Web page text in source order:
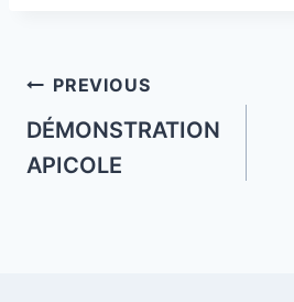
Post
navigation
PREVIOUS
DÉMONSTRATION
APICOLE